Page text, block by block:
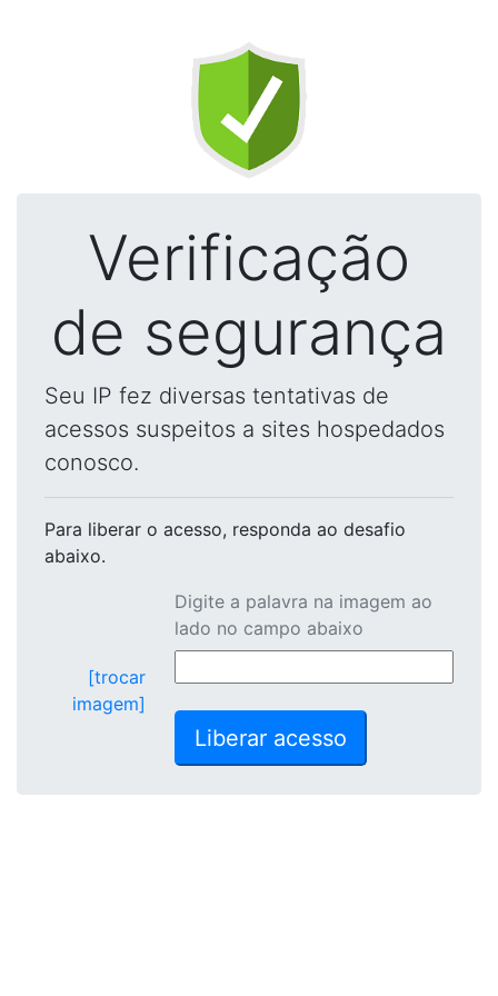
Verificação
de segurança
Seu IP fez diversas tentativas de
acessos suspeitos a sites hospedados
conosco.
Para liberar o acesso, responda ao desafio
abaixo.
[trocar
imagem]
Digite a palavra na imagem ao
lado no campo abaixo